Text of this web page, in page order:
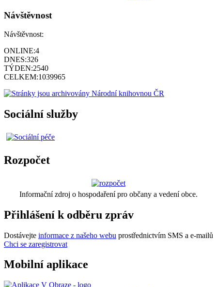
Návštěvnost
Návštěvnost:
ONLINE:4
DNES:326
TÝDEN:2540
CELKEM:1039965
Sociální služby
Rozpočet
Informační zdroj o hospodaření pro občany a vedení obce.
Přihlášení k odběru zpráv
Dostávejte informace z našeho webu prostřednictvím SMS a e-mailů
Chci se zaregistrovat
Mobilní aplikace